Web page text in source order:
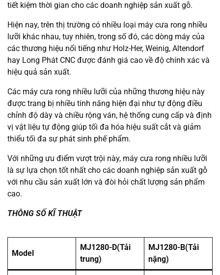
tiết kiệm thời gian cho các doanh nghiệp sản xuất gỗ.
Hiện nay, trên thị trường có nhiều loại máy cưa rong nhiều
lưỡi khác nhau, tuy nhiên, trong số đó, các dòng máy của
các thương hiệu nổi tiếng như Holz-Her, Weinig, Altendorf
hay Long Phát CNC được đánh giá cao về độ chính xác và
hiệu quả sản xuất.
Các máy cưa rong nhiều lưỡi của những thương hiệu này
được trang bị nhiều tính năng hiện đại như tự động điều
chỉnh độ dày và chiều rộng ván, hệ thống cung cấp và định
vị vật liệu tự động giúp tối đa hóa hiệu suất cắt và giảm
thiểu tối đa sự phát sinh phế phẩm.
Với những ưu điểm vượt trội này, máy cưa rong nhiều lưỡi
là sự lựa chọn tốt nhất cho các doanh nghiệp sản xuất gỗ
với nhu cầu sản xuất lớn và đòi hỏi chất lượng sản phẩm
cao.
THÔNG SỐ KĨ THUẬT
Model
MJ1280-D(Tải
trung)
MJ1280-B(Tải
nặng)